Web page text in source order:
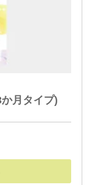
月タイプ)